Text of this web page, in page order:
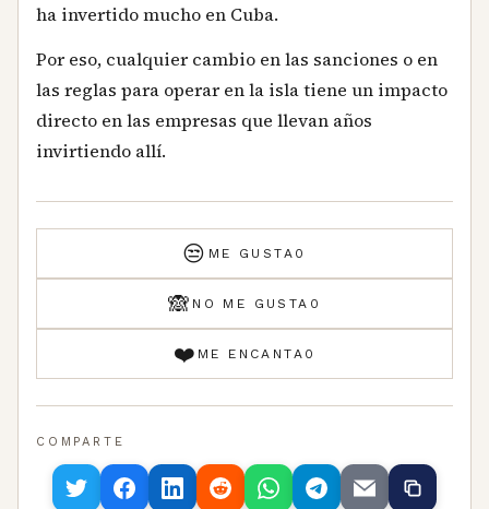
ha invertido mucho en Cuba.
Por eso, cualquier cambio en las sanciones o en
las reglas para operar en la isla tiene un impacto
directo en las empresas que llevan años
invirtiendo allí.
😒 ME GUSTA 0
🙈 NO ME GUSTA 0
❤️ ME ENCANTA 0
COMPARTE